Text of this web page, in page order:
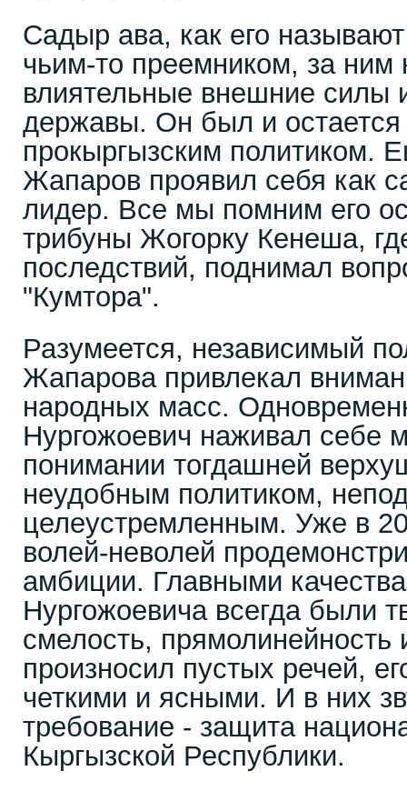
Садыр ава, как его
чьим-то преемником, за ним
влиятельные внешние силы
державы. Он был и остается
прокыргызским политиком.
Жапаров проявил себя как
лидер. Все мы помним его
трибуны Жогорку Кенеша,
последствий, поднимал
"Кумтора".
Разумеется, независимый
Жапарова привлекал
народных масс.
Нургожоевич наживал себе
понимании тогдашней
неудобным политиком,
целеустремленным. Уже в
волей-неволей
амбиции. Главными
Нургожоевича всегда были
смелость,
произносил пустых речей,
четкими и ясными. И в них
требование - защита
Кыргызской Республики.